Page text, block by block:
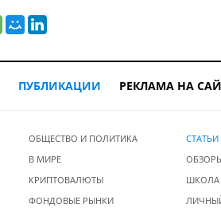
ПУБЛИКАЦИИ РЕКЛАМА НА
ОБЩЕСТВО И ПОЛИТИКА
В МИРЕ
КРИПТОВАЛЮТЫ
ФОНДОВЫЕ РЫНКИ
СТАТЬИ
ШКОЛА